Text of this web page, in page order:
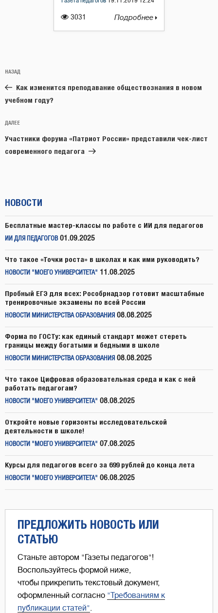
3031 Подробнее
по
записям
Предыдущая
запись:
НАЗАД
Как изменится преподавание обществознания в новом
учебном году?
Следующая
запись
ДАЛЕЕ
Участники форума «Патриот России» представили чек-лист
современного педагога
НОВОСТИ
Бесплатные мастер-классы по работе с ИИ для педагогов
ИИ ДЛЯ ПЕДАГОГОВ 01.09.2025
Что такое «Точки роста» в школах и как ими руководить?
НОВОСТИ "МОЕГО УНИВЕРСИТЕТА" 11.08.2025
Пробный ЕГЭ для всех: Рособрнадзор готовит масштабные
тренировочные экзамены по всей России
НОВОСТИ МИНИСТЕРСТВА ОБРАЗОВАНИЯ 08.08.2025
Форма по ГОСТу: как единый стандарт может стереть
границы между богатыми и бедными в школе
НОВОСТИ МИНИСТЕРСТВА ОБРАЗОВАНИЯ 08.08.2025
Что такое Цифровая образовательная среда и как с ней
работать педагогам?
НОВОСТИ "МОЕГО УНИВЕРСИТЕТА" 08.08.2025
Откройте новые горизонты исследовательской
деятельности в школе!
НОВОСТИ "МОЕГО УНИВЕРСИТЕТА" 07.08.2025
Курсы для педагогов всего за 699 рублей до конца лета
НОВОСТИ "МОЕГО УНИВЕРСИТЕТА" 06.08.2025
ПРЕДЛОЖИТЬ НОВОСТЬ ИЛИ
СТАТЬЮ
Станьте автором "Газеты педагогов"!
Воспользуйтесь формой ниже,
чтобы прикрепить текстовый документ,
оформленный согласно "Требованиям к
публикации статей".